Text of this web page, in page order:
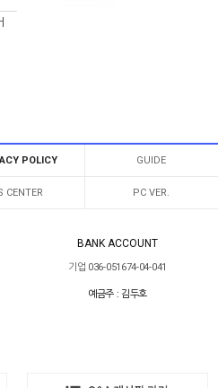
POLICY GUIDE
CENTER PC VER.
BANK ACCOUNT
기업 036-051674-04-041
예금주 : 김두호